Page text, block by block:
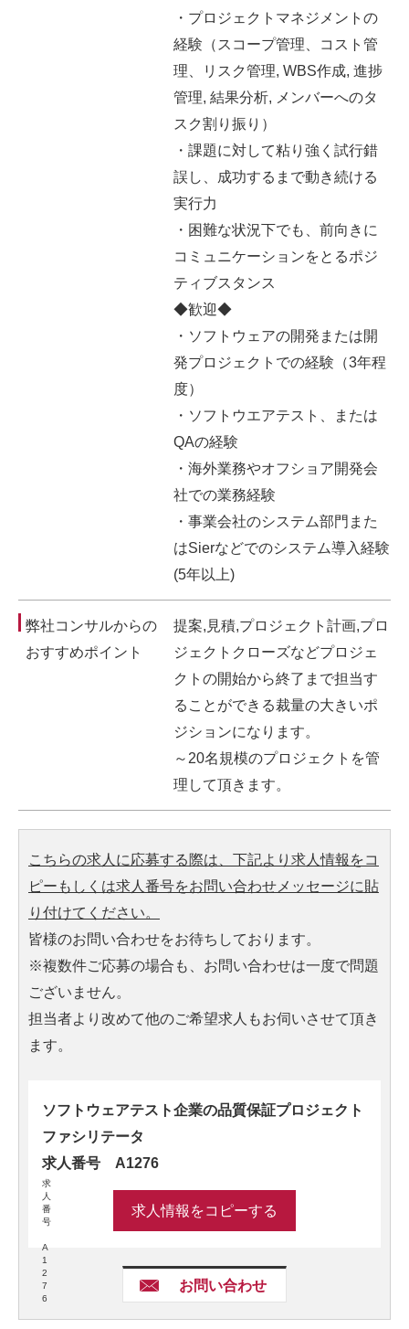
・プロジェクトマネジメントの
経験（スコープ管理、コスト管
理、リスク管理, WBS作成, 進捗
管理, 結果分析, メンバーへのタ
スク割り振り）
・課題に対して粘り強く試行錯
誤し、成功するまで動き続ける
実行力
・困難な状況下でも、前向きに
コミュニケーションをとるポジ
ティブスタンス
◆歓迎◆
・ソフトウェアの開発または開
発プロジェクトでの経験（3年程
度）
・ソフトウエアテスト、または
QAの経験
・海外業務やオフショア開発会
社での業務経験
・事業会社のシステム部門また
はSierなどでのシステム導入経験
(5年以上)
弊社コンサルからの
おすすめポイント
提案,見積,プロジェクト計画,プロ
ジェクトクローズなどプロジェ
クトの開始から終了まで担当す
ることができる裁量の大きいポ
ジションになります。
～20名規模のプロジェクトを管
理して頂きます。
こちらの求人に応募する際は、下記より求人情報をコ
ピーもしくは求人番号をお問い合わせメッセージに貼
り付けてください。
皆様のお問い合わせをお待ちしております。
※複数件ご応募の場合も、お問い合わせは一度で問題
ございません。
担当者より改めて他のご希望求人もお伺いさせて頂き
ます。
求
人
番
号
A
1
2
7
6
ソフトウェアテスト企業の品質保証プロジェクト
ファシリテータ
求人番号 A1276
求人情報をコピーする
お問い合わせ